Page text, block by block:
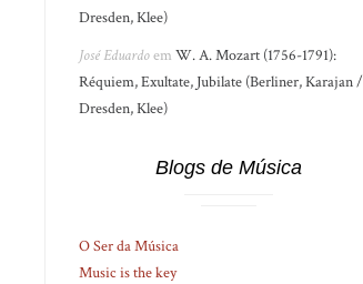
Dresden, Klee)
José EduardoemW. A. Mozart (1756-1791):
Réquiem, Exultate, Jubilate (Berliner, Karajan /
Dresden, Klee)
Blogs de Música
O Ser da Música
Music is the key